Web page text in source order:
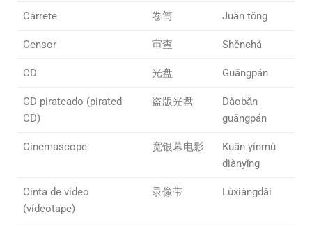
Carrete 卷筒 Juǎn tǒng
Censor 审查 Shěnchá
CD 光盘 Guāngpán
CD pirateado (pirated
CD)
盗版光盘
Dàobǎn
guāngpán
Cinemascope 宽银幕电影
Kuān yínmù
diànyǐng
Cinta de vídeo
(vídeotape)
录像带 Lùxiàngdài